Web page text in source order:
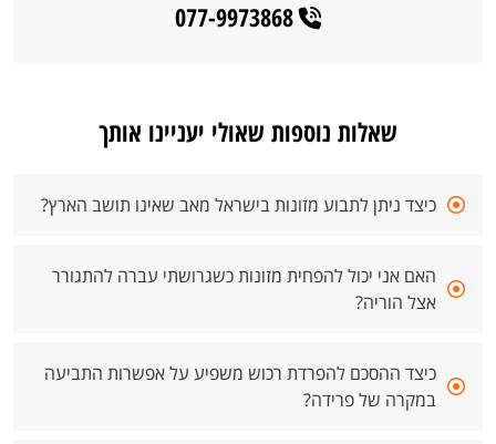
077-9973868
שאלות נוספות שאולי יעניינו אותך
כיצד ניתן לתבוע מזונות בישראל מאב שאינו תושב הארץ?
האם אני יכול להפחית מזונות כשגרושתי עברה להתגורר
אצל הוריה?
כיצד ההסכם להפרדת רכוש משפיע על אפשרות התביעה
במקרה של פרידה?